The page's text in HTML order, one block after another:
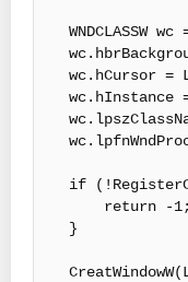
int
WNDCLASSW
wc.hbrBackground
wc.hCursor =
wc.hInstance
if
return -1;
}